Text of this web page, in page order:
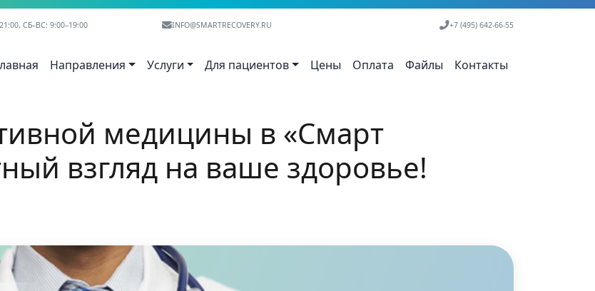
СБ–ВС: 9:00–19:00 INFO@SMARTRECOVERY.RU +7 (495) 642-66-55
Направления Услуги Для пациентов Цены Оплата Файлы Контакты
медицины в «Смарт
взгляд на ваше здоровье!